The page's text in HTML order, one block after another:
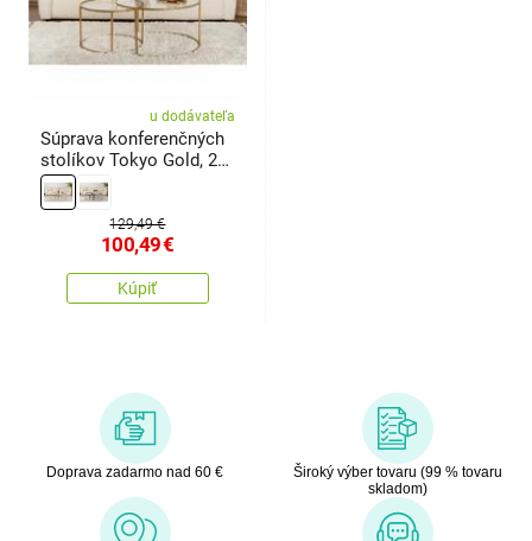
u dodávateľa
Súprava konferenčných
stolíkov Tokyo Gold, 2
ks
129,49 €
100,49€
Kúpiť
Doprava zadarmo nad 60 €
Široký výber tovaru (99 % tovaru
skladom)